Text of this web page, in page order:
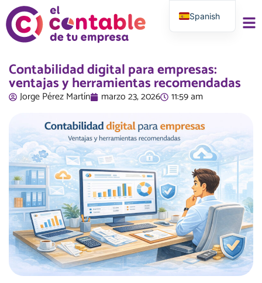
Contabilidad digital para empresas:
ventajas y herramientas recomendadas
Jorge Pérez Martí­n marzo 23, 2026 11:59 am
Spanish